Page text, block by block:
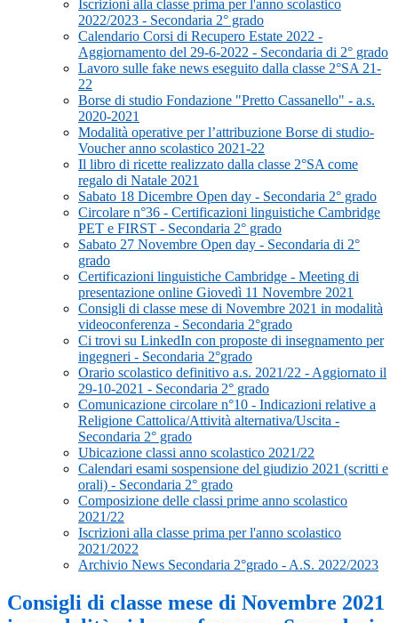
Iscrizioni alla classe prima per l'anno scolastico
2022/2023 - Secondaria 2° grado
Calendario Corsi di Recupero Estate 2022 -
Aggiornamento del 29-6-2022 - Secondaria di 2° grado
Lavoro sulle fake news eseguito dalla classe 2°SA 21-
22
Borse di studio Fondazione "Pretto Cassanello" - a.s.
2020-2021
Modalità operative per l’attribuzione Borse di studio-
Voucher anno scolastico 2021-22
Il libro di ricette realizzato dalla classe 2°SA come
regalo di Natale 2021
Sabato 18 Dicembre Open day - Secondaria 2° grado
Circolare n°36 - Certificazioni linguistiche Cambridge
PET e FIRST - Secondaria 2° grado
Sabato 27 Novembre Open day - Secondaria di 2°
grado
Certificazioni linguistiche Cambridge - Meeting di
presentazione online Giovedì 11 Novembre 2021
Consigli di classe mese di Novembre 2021 in modalità
videoconferenza - Secondaria 2°grado
Ci trovi su LinkedIn con proposte di insegnamento per
ingegneri - Secondaria 2°grado
Orario scolastico definitivo a.s. 2021/22 - Aggiornato il
29-10-2021 - Secondaria 2° grado
Comunicazione circolare n°10 - Indicazioni relative a
Religione Cattolica/Attività alternativa/Uscita -
Secondaria 2° grado
Ubicazione classi anno scolastico 2021/22
Calendari esami sospensione del giudizio 2021 (scritti e
orali) - Secondaria 2° grado
Composizione delle classi prime anno scolastico
2021/22
Iscrizioni alla classe prima per l'anno scolastico
2021/2022
Archivio News Secondaria 2°grado - A.S. 2022/2023
Consigli di classe mese di Novembre 2021